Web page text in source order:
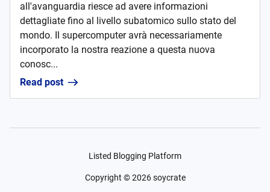
all'avanguardia riesce ad avere informazioni
dettagliate fino al livello subatomico sullo stato del
mondo. Il supercomputer avrà necessariamente
incorporato la nostra reazione a questa nuova
conosc...
Read post
Listed Blogging Platform
Copyright ©2026 soycrate